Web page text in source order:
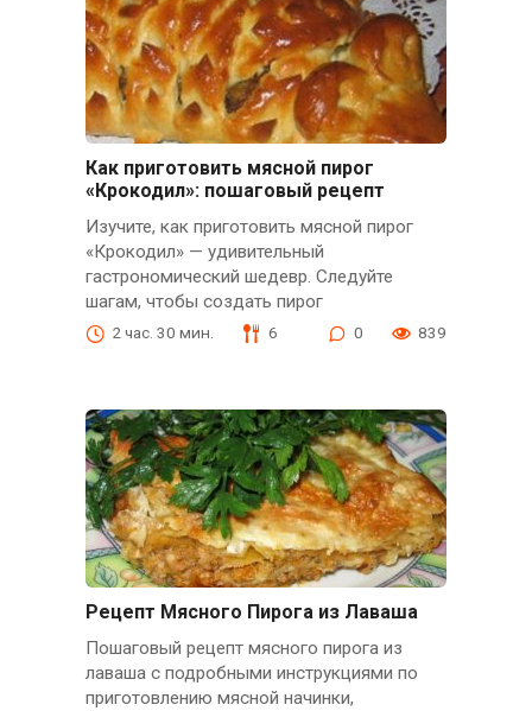
Как приготовить мясной пирог
«Крокодил»: пошаговый рецепт
Изучите, как приготовить мясной пирог
«Крокодил» — удивительный
гастрономический шедевр. Следуйте
шагам, чтобы создать пирог
2 час. 30 мин. 6 0 839
Рецепт Мясного Пирога из Лаваша
Пошаговый рецепт мясного пирога из
лаваша с подробными инструкциями по
приготовлению мясной начинки,